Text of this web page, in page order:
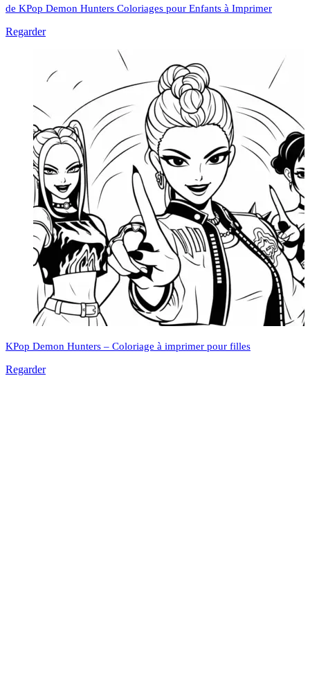
de KPop Demon Hunters Coloriages pour Enfants à Imprimer
Regarder
KPop Demon Hunters – Coloriage à imprimer pour filles
Regarder